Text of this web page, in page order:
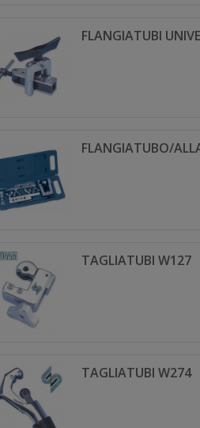
FLANGIATUBI
FLANGIATUBO/
TAGLIATUBI W127
TAGLIATUBI W274